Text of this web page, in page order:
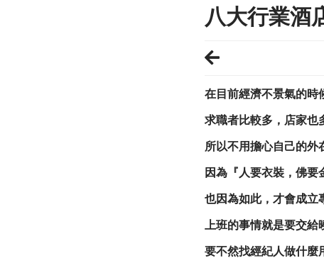
八大行業酒
在目前經濟不景氣的時
求職者比較多，店家也
所以不用擔心自己的外
因為 『人要衣裝 ， 佛要
也因為如此， 才會成立
上班的事情就是要交給
要不然找經紀人做什麼